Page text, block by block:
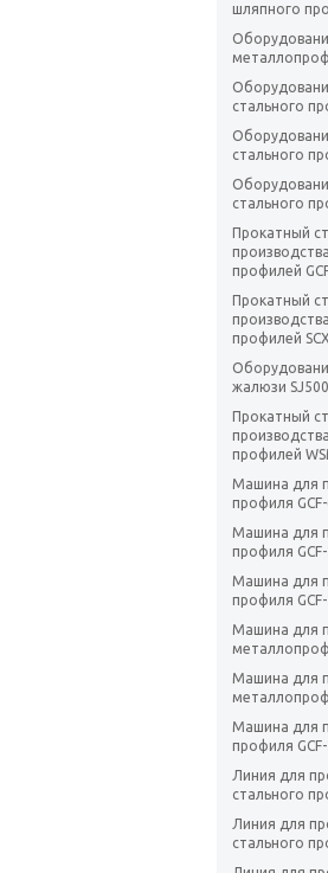
шляпного
стального
стального
стального
Прокатный
профилей
Прокатный
профилей
жалюзи SJ500
Прокатный
профилей
Машина для
профиля
Машина для
профиля
Машина для
профиля
Машина для
Машина для
Машина для
профиля
Линия для
стального
Линия для
стального